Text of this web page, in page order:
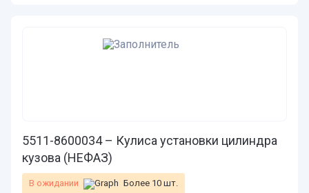
5511-8600034 – Кулиса установки цилиндра
кузова (НЕФАЗ)
В ожидании Более 10 шт.